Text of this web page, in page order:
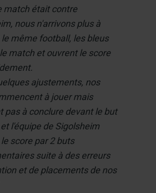
match était contre
nous n'arrivons plus à
le même football, les bleus
match et ouvrent le score
ajustements, nos
à jouer mais
pas à conclure devant le but
l'équipe de Sigolsheim
score par 2 buts
suite à des erreurs
et de placements de nos